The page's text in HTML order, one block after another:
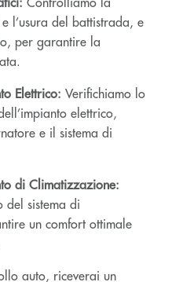
l’usura del battistrada, e
per garantire la
Elettrico: Verifichiamo lo
elettrico,
e il sistema di
di Climatizzazione:
del sistema di
un comfort ottimale
auto, riceverai un